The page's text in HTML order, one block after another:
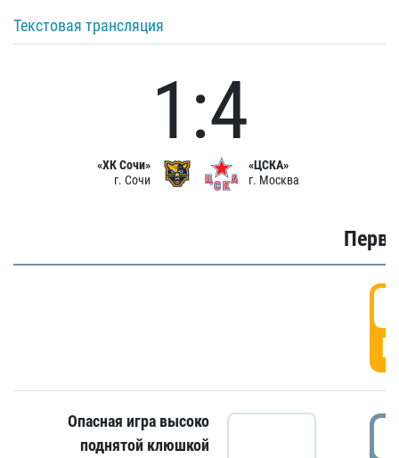
Текстовая трансляция
«ХК Сочи»
г. Сочи
1:4
«ЦСКА»
г. Москва
Опасная игра высоко
поднятой клюшкой